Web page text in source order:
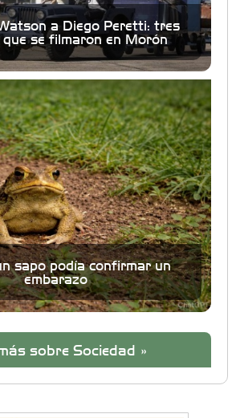
a Diego Peretti: tres
que se filmaron en Morón
sapo podía confirmar un
embarazo
sobre Sociedad »